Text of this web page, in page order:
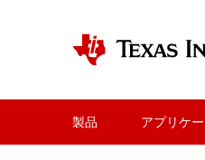
製品 アプリケ